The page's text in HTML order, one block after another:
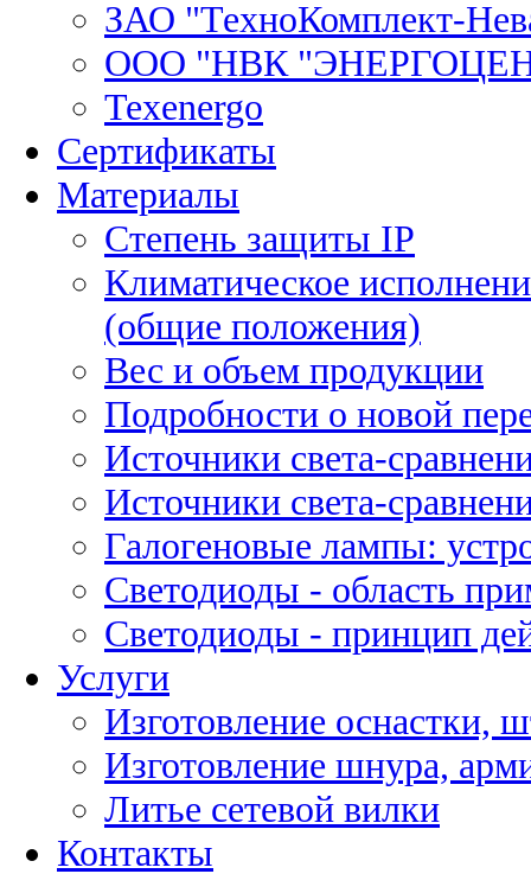
ЗАО "ТехноКомплект-
ООО "НВК
Texenergo
Сертификаты
Материалы
Степень защиты IP
Климатическое
(общие положения)
Вес и объем продукции
Подробности о новой
Источники света-
Источники света-
Галогеновые лампы:
Светодиоды - область
Светодиоды - принцип
Услуги
Изготовление оснастки,
Изготовление шнура,
Литье сетевой вилки
Контакты